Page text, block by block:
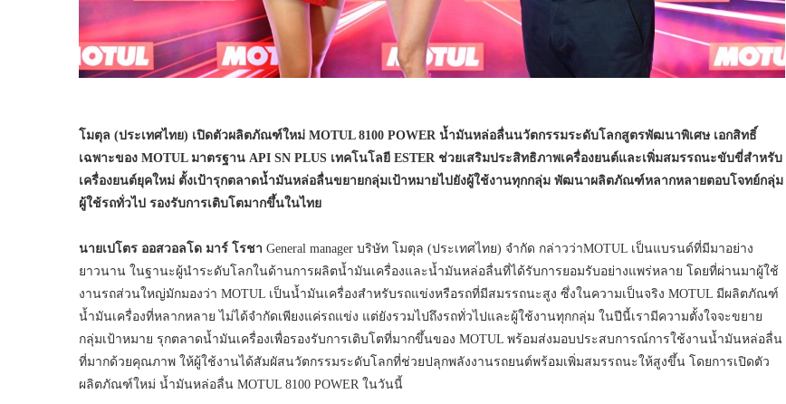
โมตุล (ประเทศไทย) เปิดตัวผลิตภัณฑ์ใหม่ MOTUL 8100 POWER น้ำมันหล่อลื่นนวัตกรรมระดับโลกสูตรพัฒนาพิเศษ เอกสิทธิ์
เฉพาะของ MOTUL มาตรฐาน API SN PLUS เทคโนโลยี ESTER ช่วยเสริมประสิทธิภาพเครื่องยนต์และเพิ่มสมรรถนะขับขี่สำหรับ
เครื่องยนต์ยุคใหม่ ตั้งเป้ารุกตลาดน้ำมันหล่อลื่นขยายกลุ่มเป้าหมายไปยังผู้ใช้งานทุกกลุ่ม พัฒนาผลิตภัณฑ์หลากหลายตอบโจทย์กลุ่ม
ผู้ใช้รถทั่วไป รองรับการเติบโตมากขึ้นในไทย
นายเปโตร ออสวอลโด มาร์ โรชา General manager บริษัท โมตุล (ประเทศไทย) จำกัด กล่าวว่าMOTUL เป็นแบรนด์ที่มีมาอย่าง
ยาวนาน ในฐานะผู้นำระดับโลกในด้านการผลิตน้ำมันเครื่องและน้ำมันหล่อลื่นที่ได้รับการยอมรับอย่างแพร่หลาย โดยที่ผ่านมาผู้ใช้
งานรถส่วนใหญ่มักมองว่า MOTUL เป็นน้ำมันเครื่องสำหรับรถแข่งหรือรถที่มีสมรรถนะสูง ซึ่งในความเป็นจริง MOTUL มีผลิตภัณฑ์
น้ำมันเครื่องที่หลากหลาย ไม่ได้จำกัดเพียงแค่รถแข่ง แต่ยังรวมไปถึงรถทั่วไปและผู้ใช้งานทุกกลุ่ม ในปีนี้เรามีความตั้งใจจะขยาย
กลุ่มเป้าหมาย รุกตลาดน้ำมันเครื่องเพื่อรองรับการเติบโตที่มากขึ้นของ MOTUL พร้อมส่งมอบประสบการณ์การใช้งานน้ำมันหล่อลื่น
ที่มากด้วยคุณภาพ ให้ผู้ใช้งานได้สัมผัสนวัตกรรมระดับโลกที่ช่วยปลุกพลังงานรถยนต์พร้อมเพิ่มสมรรถนะให้สูงขึ้น โดยการเปิดตัว
ผลิตภัณฑ์ใหม่ น้ำมันหล่อลื่น MOTUL 8100 POWER ในวันนี้